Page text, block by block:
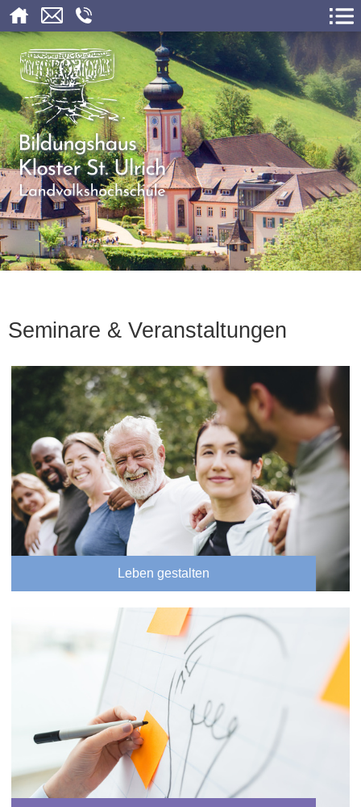
Seminare & Veranstaltungen
Leben gestalten